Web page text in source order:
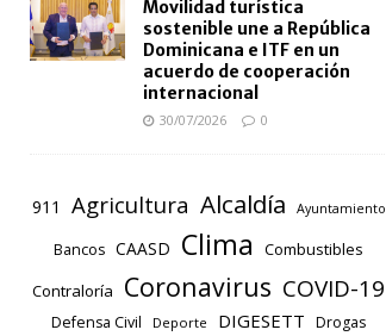
Movilidad turística
sostenible une a República
Dominicana e ITF en un
acuerdo de cooperación
internacional
30/07/2026 0
911 Agricultura Alcaldía Ayuntamiento
Bancos CAASD Clima
Combustibles
Contraloría
Coronavirus COVID-19
Defensa Civil Deporte DIGESETT Drogas